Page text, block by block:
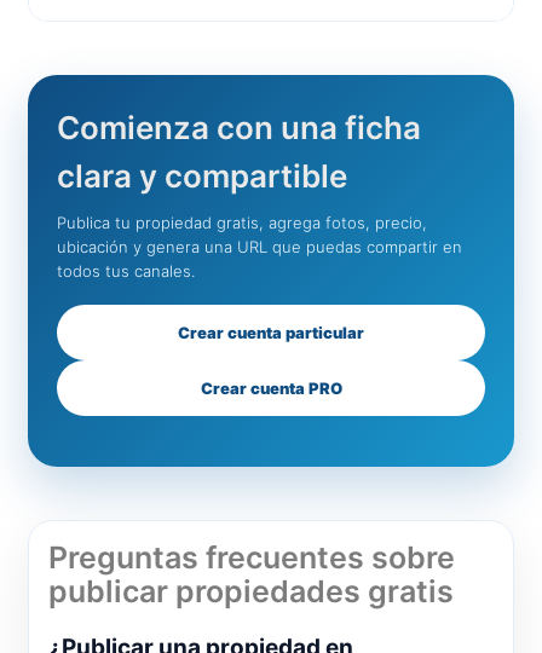
Comienza con una ficha
clara y compartible
Publica tu propiedad gratis, agrega fotos, precio,
ubicación y genera una URL que puedas compartir en
todos tus canales.
Crear cuenta particular
Crear cuenta PRO
Preguntas frecuentes sobre
publicar propiedades gratis